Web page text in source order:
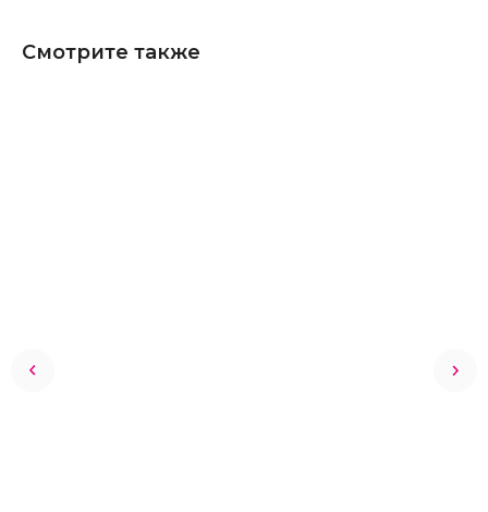
Смотрите также